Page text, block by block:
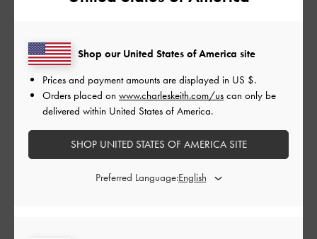
品質
もっと見る
フィルター
並べ替え
Shop our United States of America site
Prices and payment amounts are displayed in US $.
Orders placed on www.charleskeith.com/us can only be
delivered within United States of America.
SHOP UNITED STATES OF AMERICA SITE
Preferred Language: